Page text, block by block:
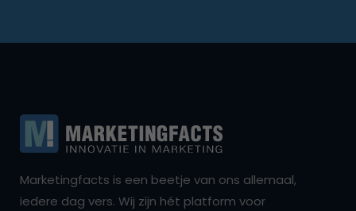
Marketingfacts is een beetje van ons allemaal,
iedere dag vers. Wij zijn hét platform voor